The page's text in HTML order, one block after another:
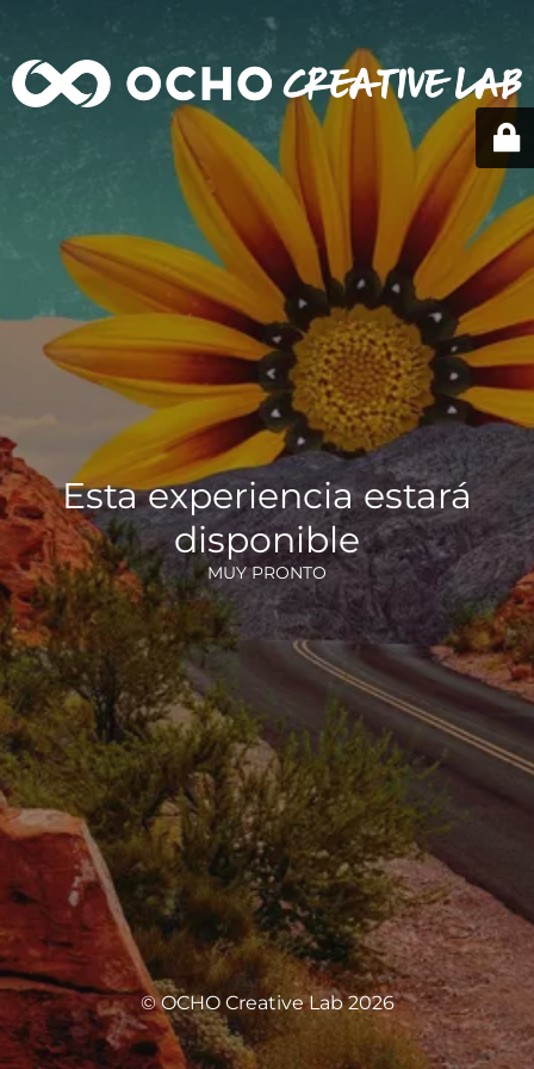
Esta experiencia estará
disponible
MUY PRONTO
© OCHO Creative Lab 2026